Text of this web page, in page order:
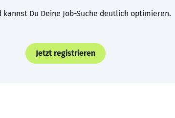
Du Deine Job-Suche deutlich optimieren.
Jetzt registrieren